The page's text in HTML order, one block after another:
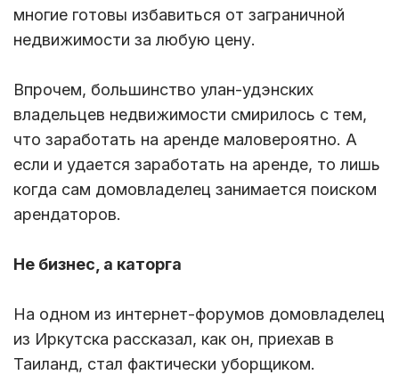
многие готовы избавиться от заграничной
недвижимости за любую цену.
Впрочем, большинство улан-удэнских
владельцев недвижимости смирилось с тем,
что заработать на аренде маловероятно. А
если и удается заработать на аренде, то лишь
когда сам домовладелец занимается поиском
арендаторов.
Не бизнес, а каторга
На одном из интернет-форумов домовладелец
из Иркутска рассказал, как он, приехав в
Таиланд, стал фактически уборщиком.